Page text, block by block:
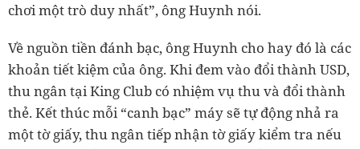
chơi một trò duy nhất”, ông Huynh nói.
Về nguồn tiền đánh bạc, ông Huynh cho hay đó là các
khoản tiết kiệm của ông. Khi đem vào đổi thành USD,
thu ngân tại King Club có nhiệm vụ thu và đổi thành
thẻ. Kết thúc mỗi “canh bạc” máy sẽ tự động nhả ra
một tờ giấy, thu ngân tiếp nhận tờ giấy kiểm tra nếu